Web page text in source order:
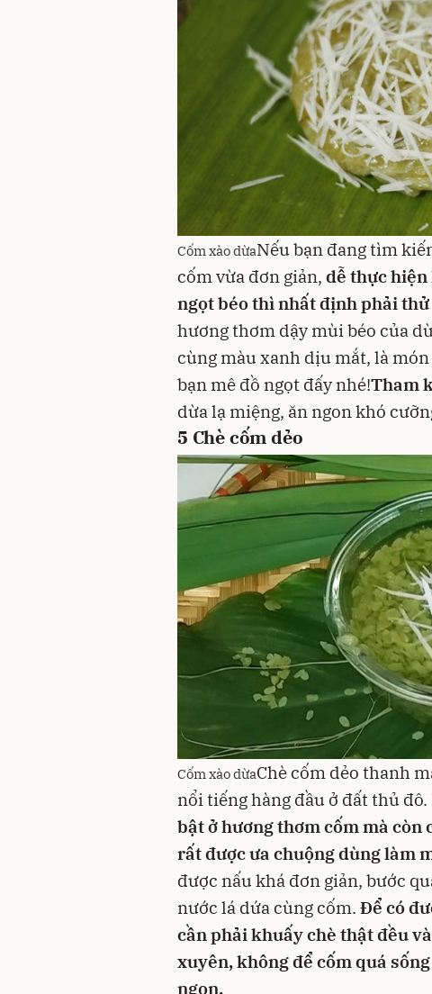
Cốm xào dừaNếu bạn đang tìm
cốm vừa đơn giản, dễ thực hiện
ngọt béo thì nhất định phải
hương thơm dậy mùi béo của
cùng màu xanh dịu mắt, là
bạn mê đồ ngọt đấy nhé!Tham
dừa lạ miệng, ăn ngon khó
5 Chè cốm dẻo
Cốm xào dừaChè cốm dẻo thanh
nổi tiếng hàng đầu ở đất thủ đô.
bật ở hương thơm cốm mà
rất được ưa chuộng dùng làm
được nấu khá đơn giản, bước
nước lá dứa cùng cốm. Để có
cần phải khuấy chè thật đều
xuyên, không để cốm quá
ngon.